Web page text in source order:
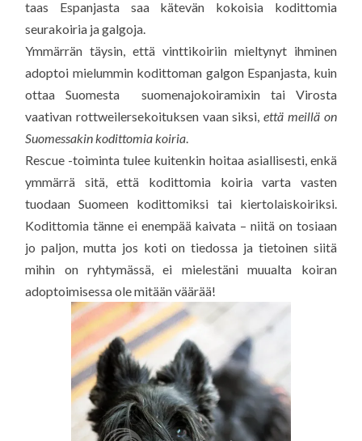
taas Espanjasta saa kätevän kokoisia kodittomia
seurakoiria ja galgoja.
Ymmärrän täysin, että vinttikoiriin mieltynyt ihminen
adoptoi mielummin kodittoman galgon Espanjasta, kuin
ottaa Suomesta suomenajokoiramixin tai Virosta
vaativan rottweilersekoituksen vaan siksi, että meillä on
Suomessakin kodittomia koiria.
Rescue -toiminta tulee kuitenkin hoitaa asiallisesti, enkä
ymmärrä sitä, että kodittomia koiria varta vasten
tuodaan Suomeen kodittomiksi tai kiertolaiskoiriksi.
Kodittomia tänne ei enempää kaivata – niitä on tosiaan
jo paljon, mutta jos koti on tiedossa ja tietoinen siitä
mihin on ryhtymässä, ei mielestäni muualta koiran
adoptoimisessa ole mitään väärää!